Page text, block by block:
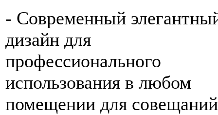
- Современный
дизайн для
профессионального
использования в любом
помещении для совещаний